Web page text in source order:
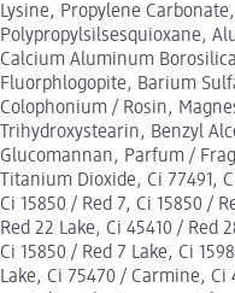
Lysine, Propylene
Polypropylsilsesquioxane,
Calcium Aluminum
Fluorphlogopite, Barium
Colophonium / Rosin,
Trihydroxystearin, Benzyl
Glucomannan, Parfum /
Titanium Dioxide, Ci 77491,
Ci 15850 / Red 7, Ci 15850 /
Red 22 Lake, Ci 45410 / Red
Ci 15850 / Red 7 Lake, Ci
Lake, Ci 75470 / Carmine, Ci